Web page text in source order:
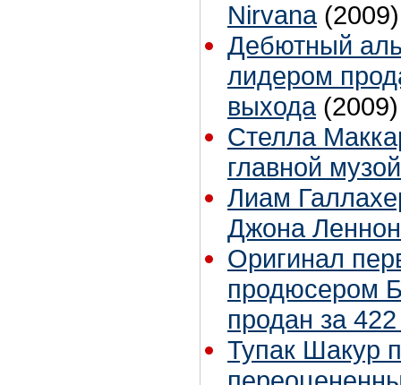
Nirvana (2009)
Дебютный
лидером
выхода (2009)
Стелла
главной музой
Лиам
Джона
Оригинал
продюсером
продан за
Тупак Шакур